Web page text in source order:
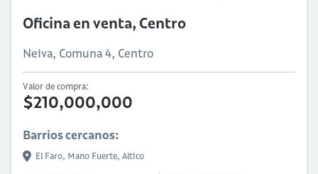
Oficina en venta, Centro
Neiva, Comuna 4, Centro
Valor de compra:
$210,000,000
Barrios cercanos:
El Faro, Mano Fuerte, Altico